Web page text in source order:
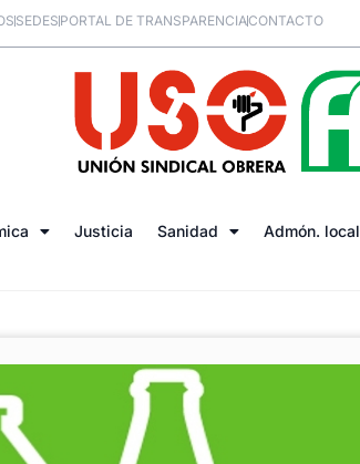
SEDESPORTAL DE TRANSPARENCIACONTACTO
Justicia Sanidad Admón. local